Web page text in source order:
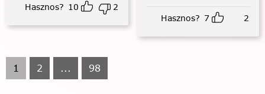
Hasznos? 10 2
Hasznos? 7 2
1 2 ... 98